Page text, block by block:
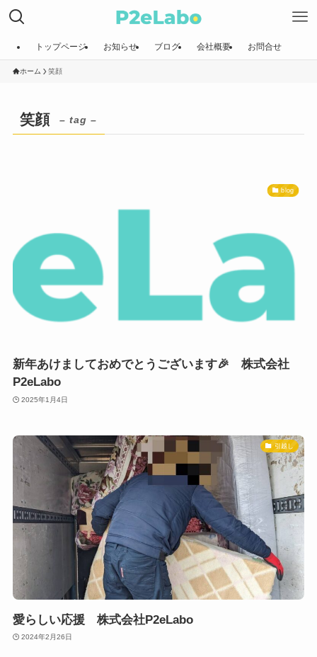
トップページ お知らせ ブログ 会社概要 お問合せ
ホーム 笑顔
笑顔 – tag –
blog
新年あけましておめでとうございます🎉 株式会社
P2eLabo
2025年1月4日
引越し
愛らしい応援 株式会社P2eLabo
2024年2月26日